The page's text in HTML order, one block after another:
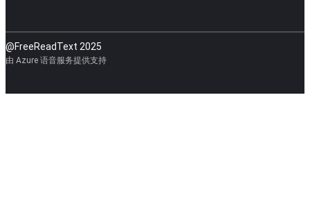
@FreeReadText 2025
由 Azure 语音服务提供支持